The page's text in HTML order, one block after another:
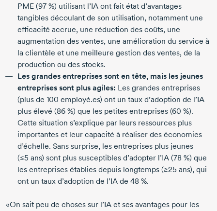
PME (97 %) utilisant l’IA ont fait état d’avantages
tangibles découlant de son utilisation, notamment une
efficacité accrue, une réduction des coûts, une
augmentation des ventes, une amélioration du service à
la clientèle et une meilleure gestion des ventes, de la
production ou des stocks.
Les grandes entreprises sont en tête, mais les jeunes
entreprises sont plus agiles: Les grandes entreprises
(plus de 100 employé.es) ont un taux d’adoption de l’IA
plus élevé (86 %) que les petites entreprises (60 %).
Cette situation s’explique par leurs ressources plus
importantes et leur capacité à réaliser des économies
d’échelle. Sans surprise, les entreprises plus jeunes
(≤5 ans) sont plus susceptibles d’adopter l’IA (78 %) que
les entreprises établies depuis longtemps (≥25 ans), qui
ont un taux d’adoption de l’IA de 48 %.
«On sait peu de choses sur l’IA et ses avantages pour les